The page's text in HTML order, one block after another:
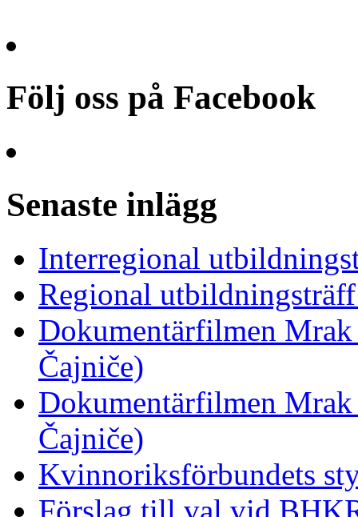
Följ oss på Facebook
Senaste inlägg
Interregional
Regional
Dokumentärfilmen
Čajniče)
Dokumentärfilmen
Čajniče)
Kvinnoriksförbundets